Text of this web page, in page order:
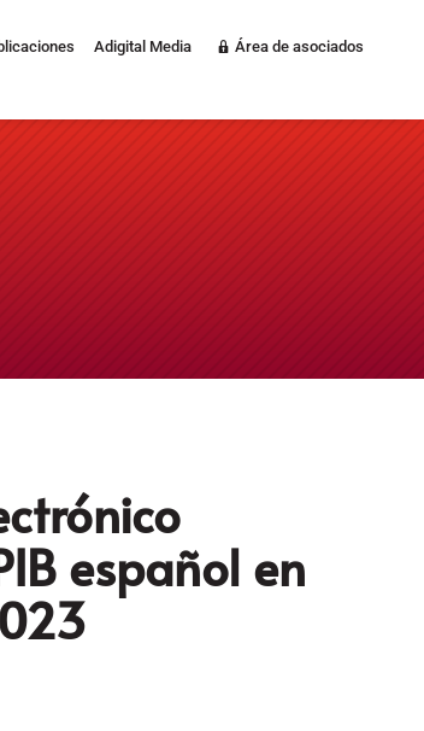
Adigital Media Área de asociados
español en